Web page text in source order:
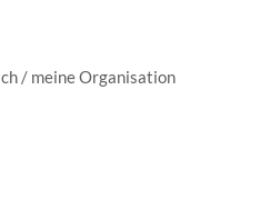
/ meine Organisation